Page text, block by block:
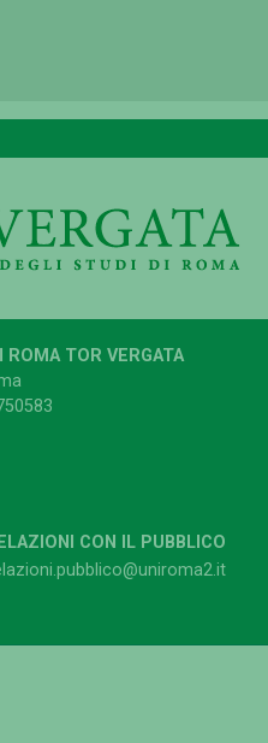
ROMA TOR VERGATA
CON IL PUBBLICO